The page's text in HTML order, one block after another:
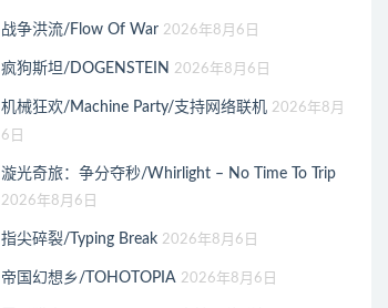
战争洪流/Flow Of War 2026年8月6日
疯狗斯坦/DOGENSTEIN 2026年8月6日
机械狂欢/Machine Party/支持网络联机 2026年8月
6日
漩光奇旅：争分夺秒/Whirlight – No Time To Trip
2026年8月6日
指尖碎裂/Typing Break 2026年8月6日
帝国幻想乡/TOHOTOPIA 2026年8月6日